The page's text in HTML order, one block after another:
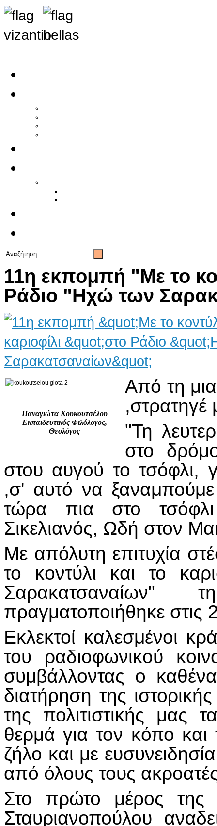
11η εκπομπή "Με το
Ράδιο "Ηχώ των
Παναγιώτα Κουκουτσέλου
Εκπαιδευτικός Φιλόλογος,
Θεολόγος
Από τη
,στρατηγέ
"Τη
στο
στου αυγού το τσόφλι,
,σ' αυτό να
τώρα πια στο
Σικελιανός, Ωδή στον
Με απόλυτη επιτυχία
το κοντύλι και το
πραγματοποιήθηκε
Εκλεκτοί καλεσμένοι
του ραδιοφωνικού
συμβάλλοντας ο
διατήρηση της
της πολιτιστικής μας
θερμά για τον κόπο
ζήλο και με
από όλους τους
Στο πρώτο μέρος
Σταυριανοπούλου